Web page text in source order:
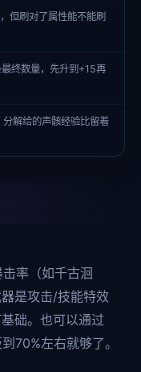
但刷对了属性能不能刷
终数量，先升到+15再
解给的声骸经验比留着
率（如千古洄
是攻击/技能特效
础。也可以通过
70%左右就够了。